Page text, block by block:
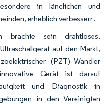
in ländlichen und
erheblich verbessern.
brachte sein drahtloses,
auf den Markt,
(PZT) Wandler
Gerät ist darauf
und Diagnostik in
in den Vereinigten